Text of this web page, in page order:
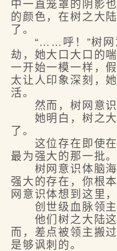
中一直笼罩的阴影
的颜色，在树之大
了。
“……呼！”树网意
劫，她大口大口的
一开始一模一样，
太让人印象深刻，
活。
然而，树网意识
她明白，树之大
了。
这位存在即使在
最为强大的那一批。
树网意识体脑海
强大的存在，你根
网意识体想到这里
创世级血脉领主
他们树之大陆这
而，差点被领主搬
是够讽刺的。